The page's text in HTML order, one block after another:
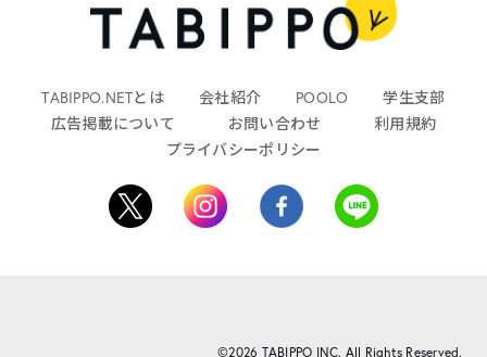
TABIPPO.NETとは 会社紹介 POOLO
学生支部
広告掲載について
お問い合わせ
利用規約
プライバシーポリシー
©2026 TABIPPO INC. All Rights Reserved.